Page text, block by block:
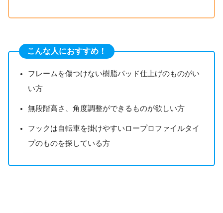
こんな人におすすめ！
フレームを傷つけない樹脂パッド仕上げのものがい
い方
無段階高さ、角度調整ができるものが欲しい方
フックは自転車を掛けやすいロープロファイルタイ
プのものを探している方